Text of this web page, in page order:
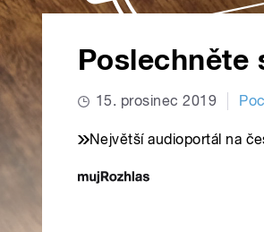
Poslechněte
15. prosinec 2019
Největší audioportál na